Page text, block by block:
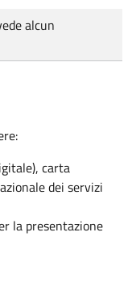
alcun
carta
dei servizi
la presentazione